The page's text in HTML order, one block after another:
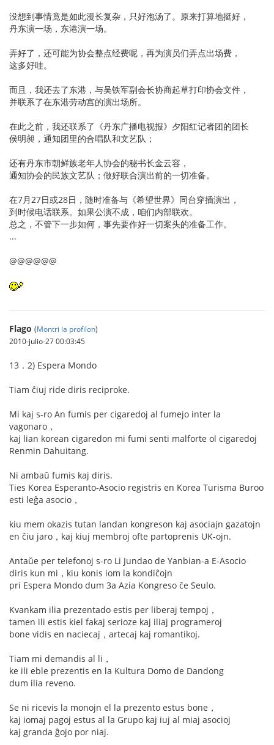
没想到事情竟是如此漫长复杂，只好泡汤了。原来打算地挺好，
丹东演一场，东港演一场。
弄好了，还可能为协会整点经费呢，再为演员们弄点出场费，
这多好哇。
而且，我还去了东港，与吴铁军副会长协商起草打印协会文件，
并联系了在东港劳动宫的演出场所。
在此之前，我还联系了《丹东广播电视报》夕阳红记者团的团长
侯明昶，通知团里的合唱队和文艺队；
还有丹东市朝鲜族老年人协会的秘书长金云容，
通知协会的民族文艺队；做好联合演出前的一切准备。
在7月27日或28日，随时准备与《希望世界》同台穿插演出，
到时候电话联系。如果公演不成，咱们内部联欢。
总之，不管下一步如何，事先要作好一切案头的准备工作。
...
@@@@@@
Flago (Montri la profilon)
2010-julio-27 00:03:45
13．2) Espera Mondo
Tiam ĉiuj ride diris reciproke.
Mi kaj s-ro An fumis per cigaredoj al fumejo inter la
vagonaro，
kaj lian korean cigaredon mi fumi senti malforte ol cigaredoj
Renmin Dahuitang.
Ni ambaŭ fumis kaj diris.
Ties Korea Esperanto-Asocio registris en Korea Turisma Buroo
esti leĝa asocio，
kiu mem okazis tutan landan kongreson kaj asociajn gazatojn
en ĉiu jaro，kaj kiuj membroj ofte partoprenis UK-ojn.
Antaŭe per telefonoj s-ro Li Jundao de Yanbian-a E-Asocio
diris kun mi，kiu konis iom la kondiĉojn
pri Espera Mondo dum 3a Azia Kongreso ĉe Seulo.
Kvankam ilia prezentado estis per liberaj tempoj，
tamen ili estis kiel fakaj serioze kaj iliaj programeroj
bone vidis en naciecaj，artecaj kaj romantikoj.
Tiam mi demandis al li，
ke ili eble prezentis en la Kultura Domo de Dandong
dum ilia reveno.
Se ni ricevis la monojn el la prezento estus bone，
kaj iomaj pagoj estus al la Grupo kaj iuj al miaj asocioj
kaj granda ĝojo por niaj.